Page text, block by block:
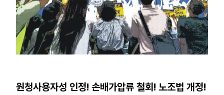
원청사용자성 인정! 손배가압류 철회! 노조법 개정!